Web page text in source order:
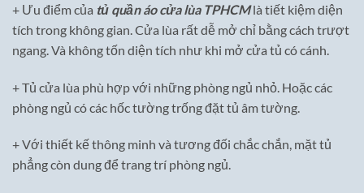
+ Ưu điểm của tủ quần áo cửa lùa TPHCMlà tiết kiệm diện
tích trong không gian. Cửa lùa rất dễ mở chỉ bằng cách trượt
ngang. Và không tốn diện tích như khi mở cửa tủ có cánh.
+ Tủ cửa lùa phù hợp với những phòng ngủ nhỏ. Hoặc các
phòng ngủ có các hốc tường trống đặt tủ âm tường.
+ Với thiết kế thông minh và tương đối chắc chắn, mặt tủ
phẳng còn dung để trang trí phòng ngủ.